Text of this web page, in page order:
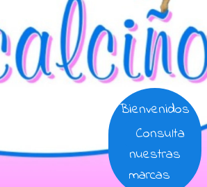
Bienvenidos
Consulta
nuestras
marcas